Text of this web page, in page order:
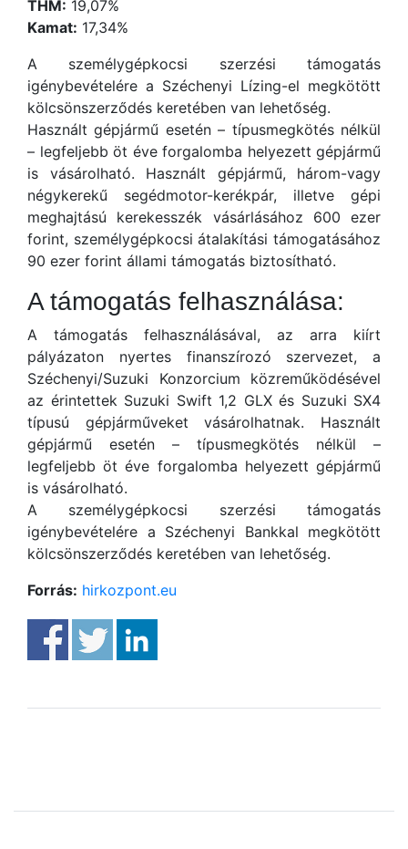
THM: 19,07%
Kamat: 17,34%
A személygépkocsi szerzési támogatás
igénybevételére a Széchenyi Lízing-el megkötött
kölcsönszerződés keretében van lehetőség.
Használt gépjármű esetén – típusmegkötés nélkül
– legfeljebb öt éve forgalomba helyezett gépjármű
is vásárolható. Használt gépjármű, három-vagy
négykerekű segédmotor-kerékpár, illetve gépi
meghajtású kerekesszék vásárlásához 600 ezer
forint, személygépkocsi átalakítási támogatásához
90 ezer forint állami támogatás biztosítható.
A támogatás felhasználása:
A támogatás felhasználásával, az arra kiírt
pályázaton nyertes finanszírozó szervezet, a
Széchenyi/Suzuki Konzorcium közreműködésével
az érintettek Suzuki Swift 1,2 GLX és Suzuki SX4
típusú gépjárműveket vásárolhatnak. Használt
gépjármű esetén – típusmegkötés nélkül –
legfeljebb öt éve forgalomba helyezett gépjármű
is vásárolható.
A személygépkocsi szerzési támogatás
igénybevételére a Széchenyi Bankkal megkötött
kölcsönszerződés keretében van lehetőség.
Forrás: hirkozpont.eu